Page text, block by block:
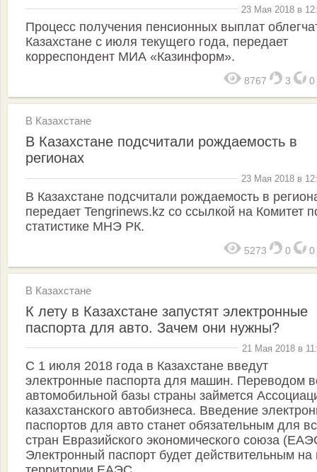
23 Мая 2018 в
Процесс получения пенсионных выплат
Казахстане с июля текущего года, передает
корреспондент МИА «Казинформ».
8767 3 0
В Казахстане
В Казахстане подсчитали рождаемость в
регионах
23 Мая 2018 в
В Казахстане подсчитали рождаемость в
передает Tengrinews.kz со ссылкой на Комитет
статистике МНЭ РК.
5273 0 0
В Казахстане
К лету в Казахстане запустят электронные
паспорта для авто. Зачем они нужны?
21 Мая 2018 в
С 1 июля 2018 года в Казахстане введут
электронные паспорта для машин. Переводом
автомобильной базы страны займется
казахстанского автобизнеса. Введение
паспортов для авто станет обязательным для
стран Евразийского экономического союза
Электронный паспорт будет действительным на